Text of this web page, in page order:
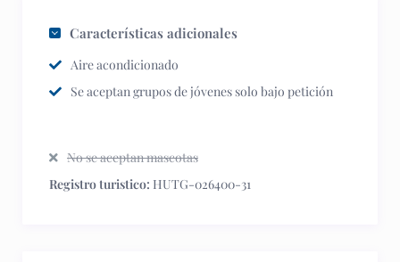
Características adicionales
Aire acondicionado
Se aceptan grupos de jóvenes solo bajo petición
No se aceptan mascotas
Registro turistico: HUTG-026400-31